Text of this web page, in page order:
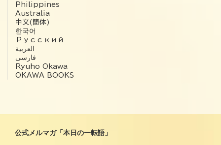
Philippines
Australia
中文(簡体)
한국어
Русский
العربية‏
فارسی
Ryuho Okawa
OKAWA BOOKS
公式メルマガ「本日の一転語」